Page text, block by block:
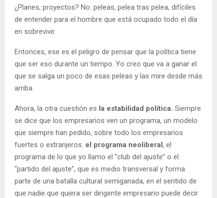
¿Planes, proyectos? No: peleas, pelea tras pelea, difíciles
de entender para el hombre que está ocupado todo el día
en sobrevivir.
Entonces, ese es el peligro de pensar que la política tiene
que ser eso durante un tiempo. Yo creo que va a ganar el
que se salga un poco de esas peleas y las mire desde más
arriba.
Ahora, la otra cuestión es la estabilidad política. Siempre
se dice que los empresarios ven un programa, un modelo
que siempre han pedido, sobre todo los empresarios
fuertes o extranjeros: el programa neoliberal, el
programa de lo que yo llamo el “club del ajuste” o el
“partido del ajuste”, que es medio transversal y forma
parte de una batalla cultural semiganada, en el sentido de
que nadie que quiera ser dirigente empresario puede decir